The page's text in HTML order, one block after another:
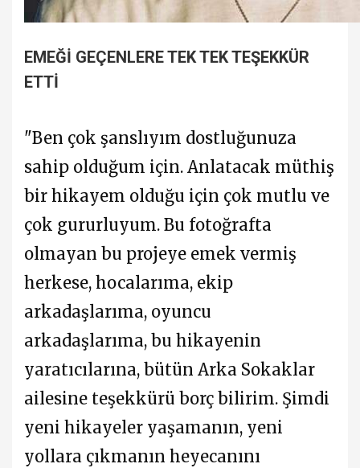
EMEĞİ GEÇENLERE TEK TEK TEŞEKKÜR
ETTİ
"Ben çok şanslıyım dostluğunuza
sahip olduğum için. Anlatacak müthiş
bir hikayem olduğu için çok mutlu ve
çok gururluyum. Bu fotoğrafta
olmayan bu projeye emek vermiş
herkese, hocalarıma, ekip
arkadaşlarıma, oyuncu
arkadaşlarıma, bu hikayenin
yaratıcılarına, bütün Arka Sokaklar
ailesine teşekkürü borç bilirim. Şimdi
yeni hikayeler yaşamanın, yeni
yollara çıkmanın heyecanını